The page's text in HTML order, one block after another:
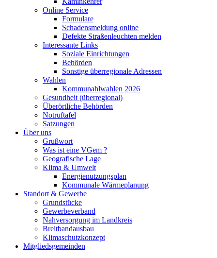
Online Service
Formulare
Schadensmeldung online
Defekte Straßenleuchten melden
Interessante Links
Soziale Einrichtungen
Behörden
Sonstige überregionale Adressen
Wahlen
Kommunahlwahlen 2026
Gesundheit (überregional)
Überörtliche Behörden
Notruftafel
Satzungen
Über uns
Grußwort
Was ist eine VGem ?
Geografische Lage
Klima & Umwelt
Energienutzungsplan
Kommunale Wärmeplanung
Standort & Gewerbe
Grundstücke
Gewerbeverband
Nahversorgung im Landkreis
Breitbandausbau
Klimaschutzkonzept
Mitgliedsgemeinden